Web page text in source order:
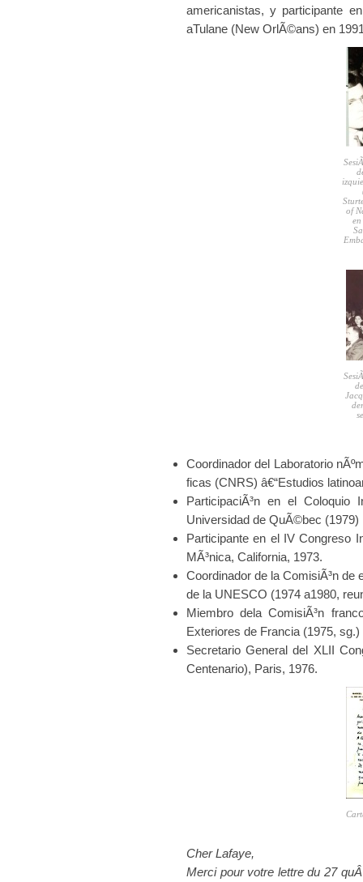
americanistas, y participante
aTulane (New OrlÃ©ans) en
of
Coordinador del Laboratorio
ficas (CNRS) â€“Estudios
ParticipaciÃ³n en el Coloquio
Universidad de QuÃ©bec (1979)
Participante en el IV Congreso
MÃ³nica, California, 1973.
Coordinador de la ComisiÃ³n
de la UNESCO (1974 a1980,
Miembro dela ComisiÃ³n
Exteriores de Francia (1975, sg.)
Secretario General del XLII
Centenario), Paris, 1976.
Cher Lafaye,
Merci pour votre lettre du 27